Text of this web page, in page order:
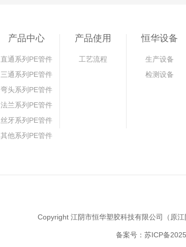
产品中心
直通系列PE管件
三通系列PE管件
弯头系列PE管件
法兰系列PE管件
丝牙系列PE管件
其他系列PE管件
产品使用
工艺流程
恒华设备
生产设备
检测设备
Copyright 江阴市恒华塑胶科技有限公司（原
备案号：苏ICP备